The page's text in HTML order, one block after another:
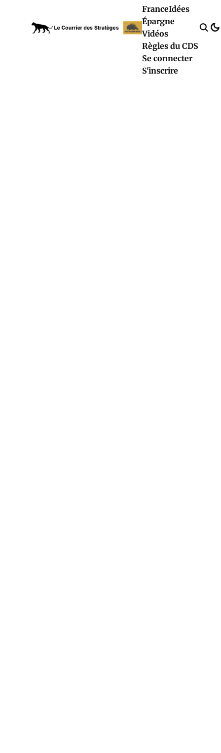
FranceIdées
Épargne
Vidéos
Règles du CDS
Se connecter
S'inscrire